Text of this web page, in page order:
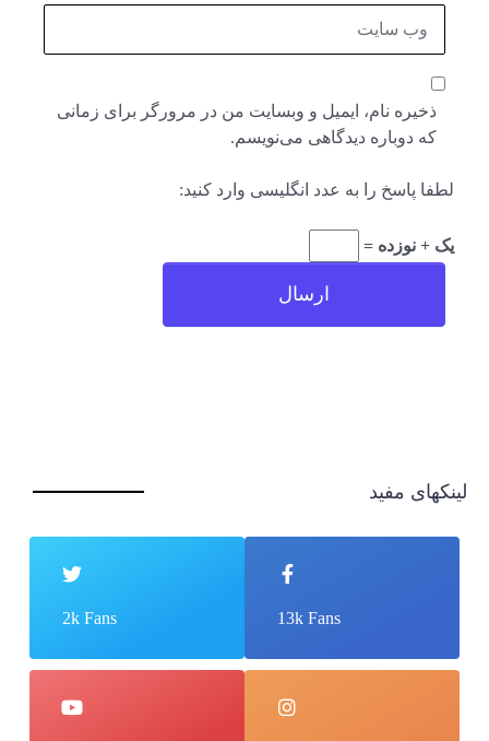
سایت
ذخیره نام، ایمیل و وبسایت من در مرورگر برای زمانی
که دوباره دیدگاهی می‌نویسم.
لطفا پاسخ را به عدد انگلیسی وارد کنید:
یک + نوزده =
ارسال
لینکهای مفید
13k Fans
2k Fans